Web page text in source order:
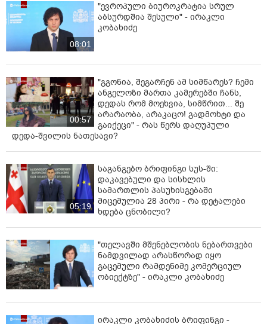
08:01
"ევროპული ბიუროკრატია სრულ
აბსურდშია შესული" - ირაკლი
კობახიძე
00:57
"გგონია, შეგარჩენ ამ სიმწარეს? ჩემი
ანგელოზი მართა კამერებში ჩანს,
დედას რომ მოეხვია, სიმწრით... შე
არარაობა, არაკაცო! გადმოხტი და
გაიქეცი" - რას წერს დაღუპული
დედა-შვილის ნათესავი?
05:19
საგანგებო ბრიფინგი სუს-ში:
დაკავებული და სისხლის
სამართლის პასუხისგებაში
მიცემულია 28 პირი - რა დეტალები
ხდება ცნობილი?
"თელავში მშენებლობის ნებართვები
ნამდვილად არასწორად იყო
გაცემული რამდენიმე კომერციულ
ობიექტზე" - ირაკლი კობახიძე
ირაკლი კობახიძის ბრიფინგი -